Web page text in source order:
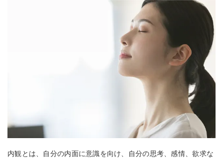
内観とは、自分の内面に意識を向け、自分の思考、感情、欲求な